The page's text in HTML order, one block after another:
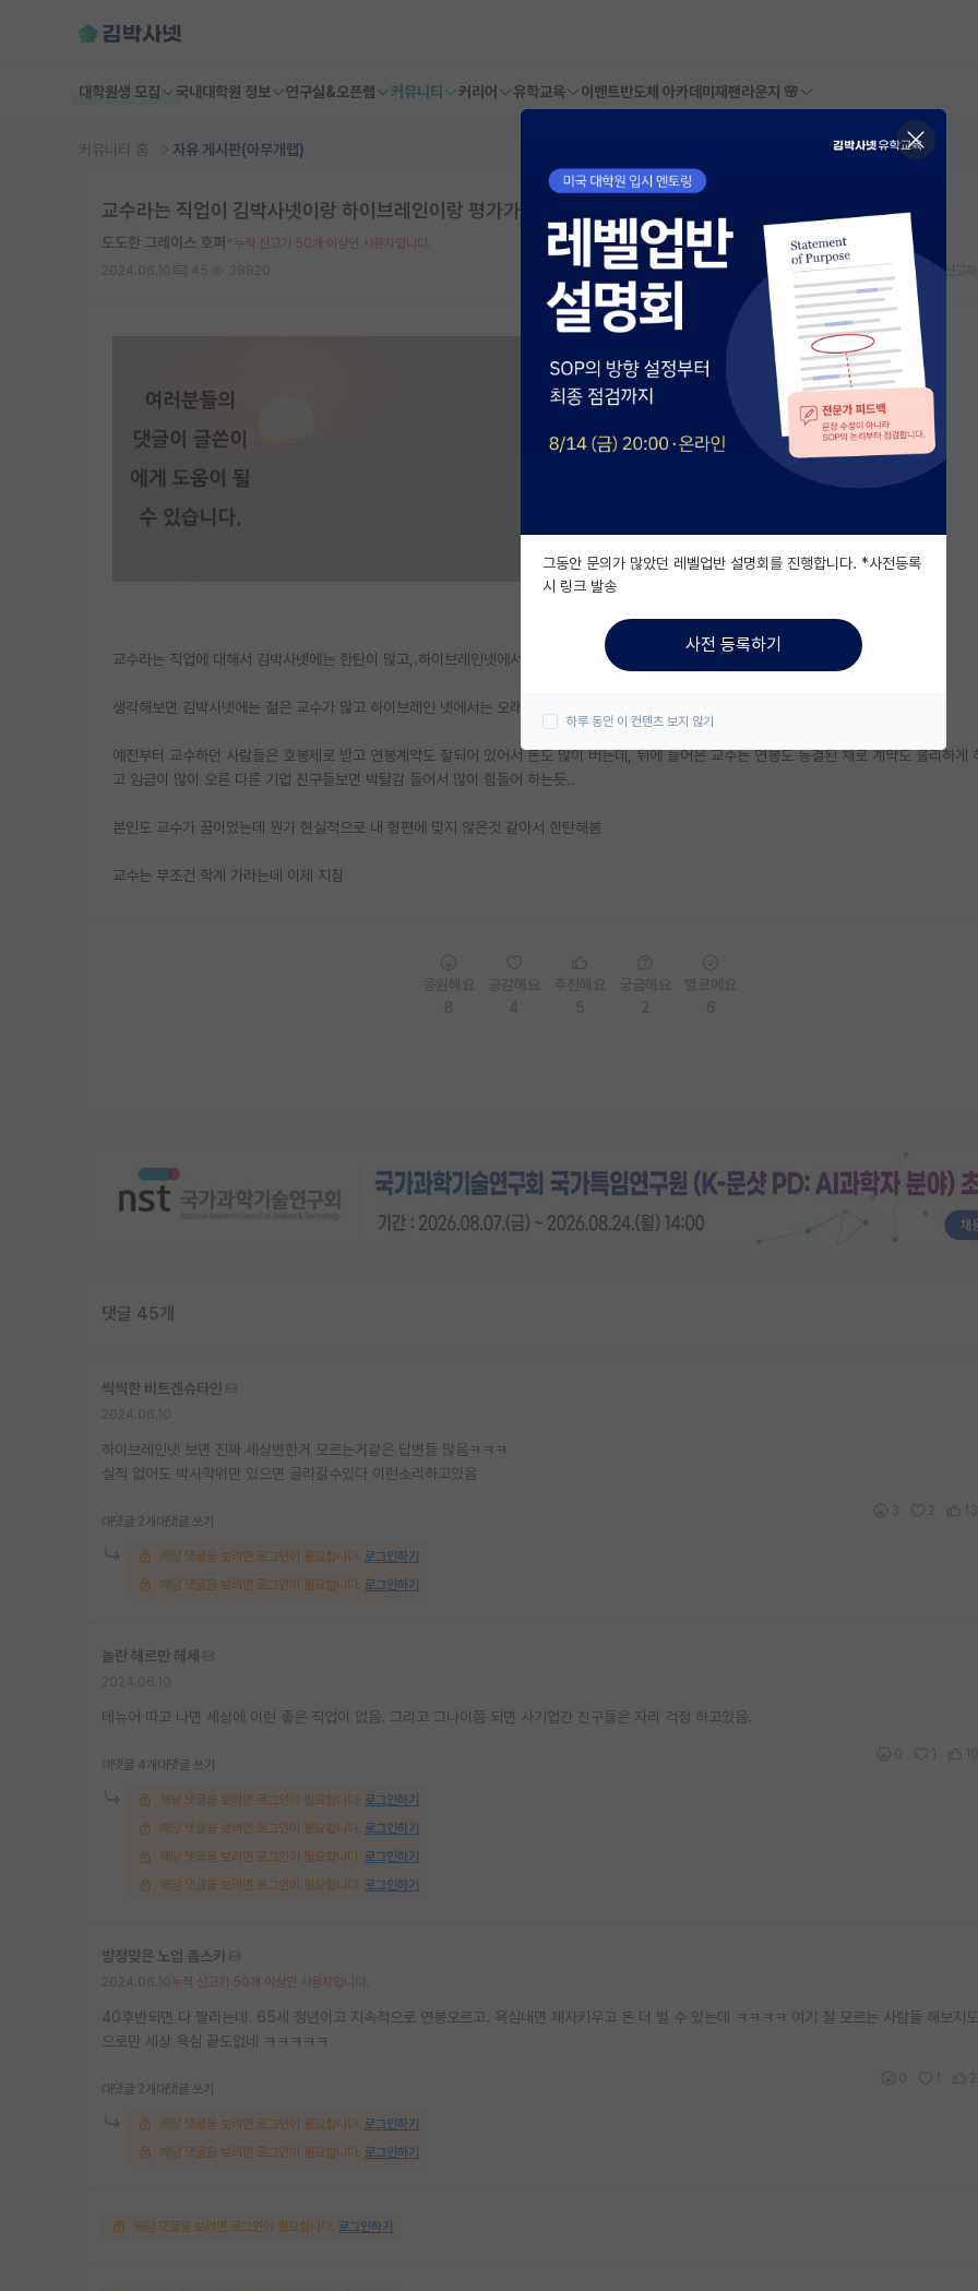
대학원생 모집 국내대학원 정보 연구실&오픈랩 커뮤니티 커리어 유학교육 이벤트반도체 아카데미 재팬라운지 🌸
커뮤니티 홈 자유 게시판(아무개랩)
교수라는 직업이 김박사넷이랑 하이브레인이랑 평가가 다른듯
도도한 그레이스 호퍼
누적 신고가 50개 이상인 사용자입니다.
스크랩 신고하
교수라는 직업에 대해서 김박사넷에는 한탄이 많고,.하이브레인넷에서는 대기업보다 좋다는 평이 많던데
생각해보면 김박사넷에는 젊은 교수가 많고 하이브레인 넷에서는 오래 했던 교수가 많아서 그런것 같음
예전부터 교수하던 사람들은 호봉제로 받고 연봉계약도 잘되어 있어서 돈도 많이 버는데, 뒤에 들어온 교수는 연봉도 동결된 채로 계약도 불리하게
고 임금이 많이 오른 다른 기업 친구들보면 박탈감 들어서 많이 힘들어 하는듯..
본인도 교수가 꿈이었는데 뭔가 현실적으로 내 형편에 맞지 않은것 같아서 한탄해봄
교수는 무조건 학계 가라는데 이제 지침
댓글 45개
씩씩한 비트겐슈타인
하이브레인넷 보면 진짜 세상변한거 모르는거같은 답변들 많음ㅋㅋㅋ
실적 없어도 박사학위만 있으면 골라갈수있다 이런소리하고있음
대댓글 2개 대댓글 쓰기
해당 댓글을 보려면 로그인이 필요합니다. 로그인하기
해당 댓글을 보려면 로그인이 필요합니다. 로그인하기
놀란 헤르만 헤세
테뉴어 따고 나면 세상에 이런 좋은 직업이 없음. 그리고 그나이쯤 되면 사기업간 친구들은 자리 걱정 하고있음.
대댓글 4개 대댓글 쓰기
해당 댓글을 보려면 로그인이 필요합니다. 로그인하기
해당 댓글을 보려면 로그인이 필요합니다. 로그인하기
해당 댓글을 보려면 로그인이 필요합니다. 로그인하기
해당 댓글을 보려면 로그인이 필요합니다. 로그인하기
방정맞은 노엄 촘스키
누적 신고가 50개 이상인 사용자입니다.
40후반되면 다 짤리는데. 65세 정년이고 지속적으로 연봉오르고. 욕심내면 제자키우고 돈 더 벌 수 있는데 ㅋㅋㅋㅋ 여기 철 모르는 사람들 해보지
으로만 세상 욕심 끝도없네 ㅋㅋㅋㅋㅋ
대댓글 2개 대댓글 쓰기
해당 댓글을 보려면 로그인이 필요합니다. 로그인하기
해당 댓글을 보려면 로그인이 필요합니다. 로그인하기
해당 댓글을 보려면 로그인이 필요합니다. 로그인하기
그동안 문의가 많았던 레벨업반 설명회를 진행합니다. *사전등록
시 링크 발송
사전 등록하기
하루 동안 이 컨텐츠 보지 않기